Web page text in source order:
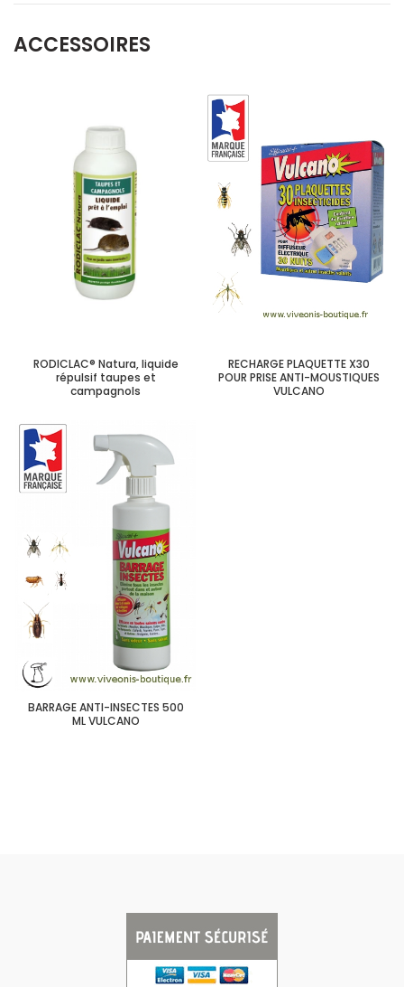
ACCESSOIRES
RODICLAC® Natura, liquide
répulsif taupes et
campagnols
RECHARGE PLAQUETTE X30
POUR PRISE ANTI-MOUSTIQUES
VULCANO
BARRAGE ANTI-INSECTES 500
ML VULCANO